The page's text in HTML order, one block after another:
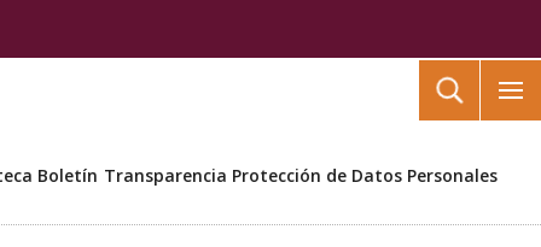
Boletín Transparencia Protección de Datos Personales